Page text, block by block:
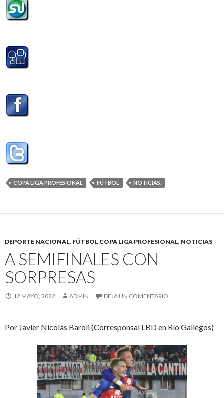
COPA LIGA PROFESIONAL FÚTBOL NOTICIAS.
DEPORTE NACIONAL, FÚTBOL COPA LIGA PROFESIONAL, NOTICIAS
A SEMIFINALES CON
SORPRESAS
12 MAYO, 2022 ADMIN DEJA UN COMENTARIO
Por Javier Nicolás Baroli (Corresponsal LBD en Río Gallegos)